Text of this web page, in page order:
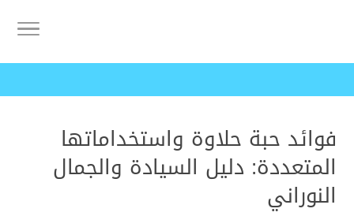
فوائد حبة حلاوة واستخداماتها
المتعددة: دليل السيادة والجمال
النوراني